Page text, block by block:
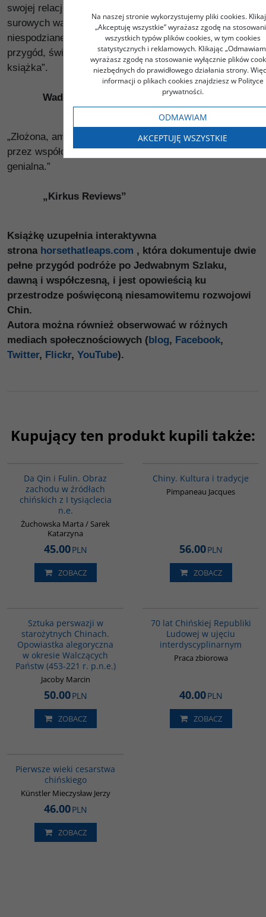
swojej relacji, obfitującej w opisy niebanalnych postaci,
surowych warunków geograficznych i historycznych
niespodzianek, jawi się jako nieustraszony łowca
przygód, świetny pisarz i wnikliwy historyk. Wspaniała
książka”.
Wade Davis
„Złożona, ambitna opowieść o pełnej przygód podróży
przez współczesną Azję Środkową […] naprawdę
genialna.”
„Kirkus Reviews”
Książkę uzupełnia interaktywna
strona horsethatleaps.com , która dokumentuje dwie
pełne przygód podróże po Jedwabnym Szlaku,
dawną i współczesną, i jest opowieścią ku
przestrodze poświęconą niesamowitemu rozwojowi
Chin.
Autora można również obserwować w różnych
mediach społecznościowych (blog, Facebook,
Twitter, Flickr, YouTube).
Kupujący ten produkt kupili także:
Da Qin i Fulin. Obraz
zachodu w źródłach
chińskich z I tysiąclecia
n.e.
Żuchowska Marta / Sarek
Katarzyna
45.00PLN
ZOBACZ
Chiny. Kultura i tradycje
Pimpaneau Jacques
56.00PLN
ZOBACZ
Sztuka perswazji w
starożytnych Chinach.
Opowiastka alegoryczna
w okresie Walczących
Państw (453-221 r. p.n.e.)
Jacoby Marcin
50.00PLN
ZOBACZ
70 lat Chińskiej Republiki
Ludowej w ujęciu
interdyscyplinarnym
Praca zbiorowa
40.00PLN
ZOBACZ
Pierwsze wieki cesarstwa
chińskiego
Künstler Mieczysław Jerzy
46.00PLN
ZOBACZ
Na naszej stronie wykorzystujemy pliki cookies.
„Akceptuję wszystkie” wyrażasz zgodę na
wszystkich typów plików cookies, w tym cookies
statystycznych i reklamowych. Klikając
wyrażasz zgodę na stosowanie wyłącznie plików
niezbędnych do prawidłowego działania strony.
informacji o plikach cookies znajdziesz w Polityce
prywatności.
ODMAWIAM
AKCEPTUJĘ WSZYSTKIE